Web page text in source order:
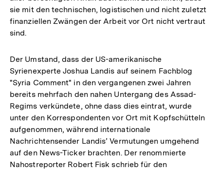
sie mit den technischen, logistischen und nicht zuletzt
finanziellen Zwängen der Arbeit vor Ort nicht vertraut
sind.
Der Umstand, dass der US-amerikanische
Syrienexperte Joshua Landis auf seinem Fachblog
"Syria Comment" in den vergangenen zwei Jahren
bereits mehrfach den nahen Untergang des Assad-
Regims verkündete, ohne dass dies eintrat, wurde
unter den Korrespondenten vor Ort mit Kopfschütteln
aufgenommen, während internationale
Nachrichtensender Landis’ Vermutungen umgehend
auf den News-Ticker brachten. Der renommierte
Nahostreporter Robert Fisk schrieb für den